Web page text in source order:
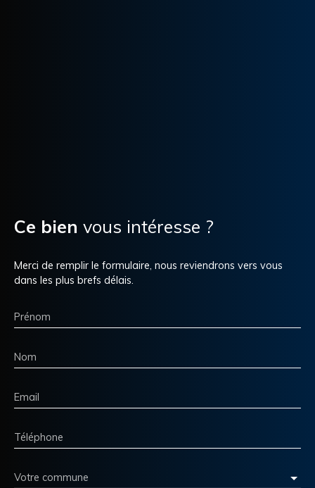
Ce bien vous intéresse ?
Merci de remplir le formulaire, nous reviendrons vers vous
dans les plus brefs délais.
Prénom
Nom
Email
Téléphone
Votre commune